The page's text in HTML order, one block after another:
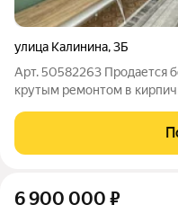
улица Калинина,3Б
Арт. 50582263 Продается
крутым ремонтом в
сделан евроремонт.
№5, 2 садика прямо возле
6 900 000 ₽